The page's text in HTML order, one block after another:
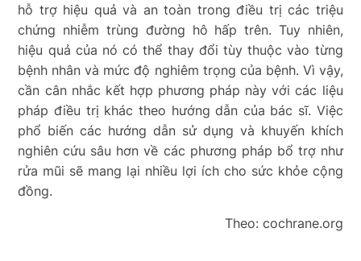
hỗ trợ hiệu quả và an toàn trong điều trị các triệu
chứng nhiễm trùng đường hô hấp trên. Tuy nhiên,
hiệu quả của nó có thể thay đổi tùy thuộc vào từng
bệnh nhân và mức độ nghiêm trọng của bệnh. Vì vậy,
cần cân nhắc kết hợp phương pháp này với các liệu
pháp điều trị khác theo hướng dẫn của bác sĩ. Việc
phổ biến các hướng dẫn sử dụng và khuyến khích
nghiên cứu sâu hơn về các phương pháp bổ trợ như
rửa mũi sẽ mang lại nhiều lợi ích cho sức khỏe cộng
đồng.
Theo: cochrane.org